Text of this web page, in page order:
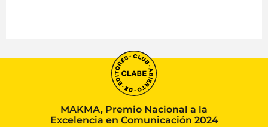
MAKMA, Premio Nacional a la
Excelencia en Comunicación 2024